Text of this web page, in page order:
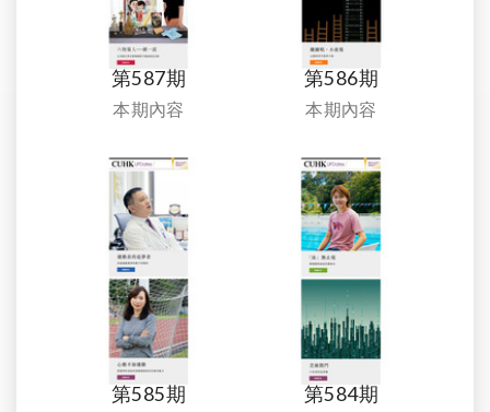
第587期
本期內容
第586期
本期內容
第585期 第584期